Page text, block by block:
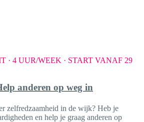
· 4 UUR/WEEK · START VANAF 29
anderen op weg in
zelfredzaamheid in de wijk? Heb je
en help je graag anderen op